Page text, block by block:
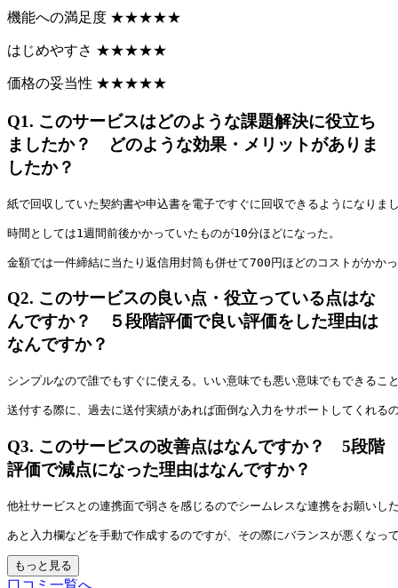
機能への満足度 ★★★★★
はじめやすさ ★★★★★
価格の妥当性 ★★★★★
Q1. このサービスはどのような課題解決に役立ち
ましたか？ どのような効果・メリットがありま
したか？
紙で回収していた契約書や申込書を電子ですぐに回収できるようになりま
時間としては1週間前後かかっていたものが10分ほどになった。
金額では一件締結に当たり返信用封筒も併せて700円ほどのコストがかか
Q2. このサービスの良い点・役立っている点はな
んですか？ ５段階評価で良い評価をした理由は
なんですか？
シンプルなので誰でもすぐに使える。いい意味でも悪い意味でもできるこ
送付する際に、過去に送付実績があれば面倒な入力をサポートしてくれる
Q3. このサービスの改善点はなんですか？ 5段階
評価で減点になった理由はなんですか？
他社サービスとの連携面で弱さを感じるのでシームレスな連携をお願いし
あと入力欄などを手動で作成するのですが、その際にバランスが悪くな
もっと見る
口コミ一覧へ